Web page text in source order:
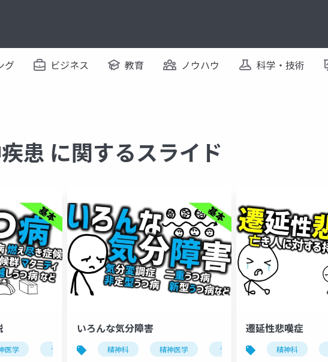
グ ビジネス 教育 ノウハウ 科学・技術
患 に関するスライド
医学 うつ病 気分障害
いろんな気分障害
精神科 精神医学 うつ病 気分障害
遷延性悲嘆症
精神科